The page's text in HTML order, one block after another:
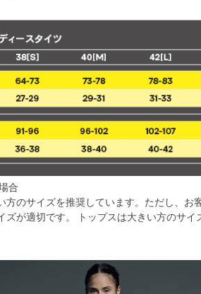
合
方のサイズを推奨しています。ただし、お
ズが適切です。 トップスは大きい方のサイ